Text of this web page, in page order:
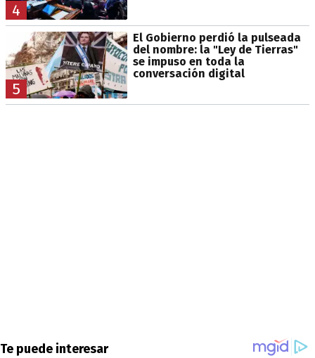
4
5
El Gobierno perdió la pulseada
del nombre: la "Ley de Tierras"
se impuso en toda la
conversación digital